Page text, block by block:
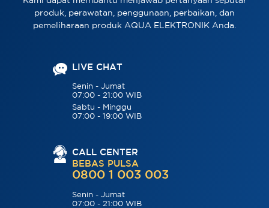
produk, perawatan, penggunaan, perbaikan, dan
pemeliharaan produk AQUA ELEKTRONIK Anda.
LIVE CHAT
Senin - Jumat
07:00 - 21:00 WIB
Sabtu - Minggu
07:00 - 19:00 WIB
CALL CENTER
BEBAS PULSA
0800 1 003 003
Senin - Jumat
07:00 - 21:00 WIB